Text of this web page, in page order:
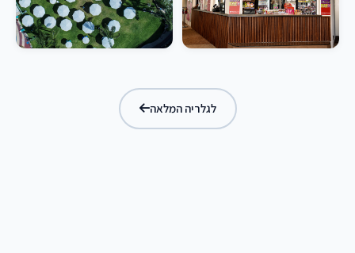
לגלריה המלאה